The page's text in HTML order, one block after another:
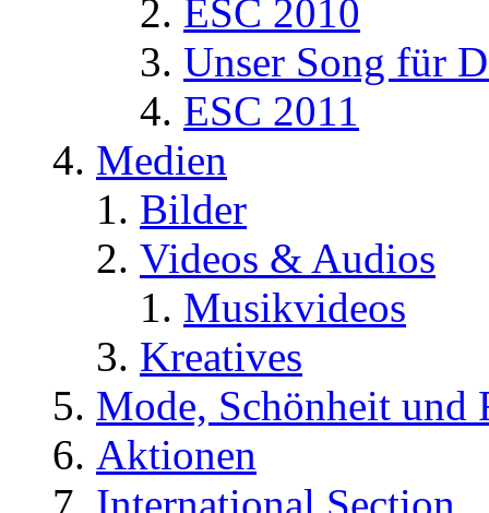
ESC 2010
Unser Song für
ESC 2011
Medien
Bilder
Videos & Audios
Musikvideos
Kreatives
Mode, Schönheit und
Aktionen
International Section